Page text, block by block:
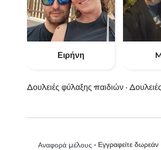
Ειρήνη
Δουλειές φύλαξης παιδιών ·
Αναφορά μέλους • Εγγραφείτε δωρεάν